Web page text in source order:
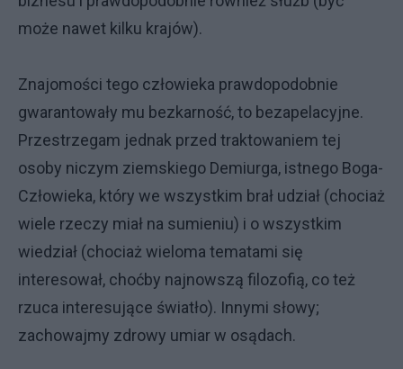
może nawet kilku krajów).
Znajomości tego człowieka prawdopodobnie
gwarantowały mu bezkarność, to bezapelacyjne.
Przestrzegam jednak przed traktowaniem tej
osoby niczym ziemskiego Demiurga, istnego Boga-
Człowieka, który we wszystkim brał udział (chociaż
wiele rzeczy miał na sumieniu) i o wszystkim
wiedział (chociaż wieloma tematami się
interesował, choćby najnowszą filozofią, co też
rzuca interesujące światło). Innymi słowy;
zachowajmy zdrowy umiar w osądach.